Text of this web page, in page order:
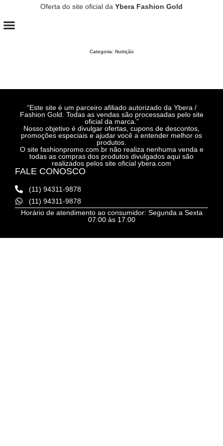
Oferta do site oficial da Ybera Fashion Gold
Categoria: Nutrição
“Este site é um parceiro afiliado autorizado da Ybera /
Fashion Gold. Todas as vendas são processadas pelo site
oficial da marca.”
Nosso objetivo é divulgar ofertas, cupons de descontos,
promoções especiais e ajudar você a entender melhor os
produtos.
O site fashionpromo.com.br não realiza nenhuma venda e
todas as compras dos produtos divulgados aqui são
realizados pelos site oficial ybera.com
FALE CONOSCO
(11) 94311-9878
(11) 94311-9878
Horário de atendimento ao consumidor: Segunda a Sexta
07:00 às 17:00